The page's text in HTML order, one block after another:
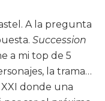
A la pregunta
Succession
a mi top de 5
la trama…
donde una